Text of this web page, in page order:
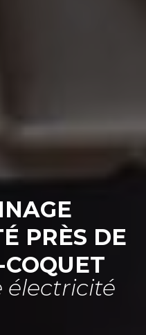
PRÈS DE